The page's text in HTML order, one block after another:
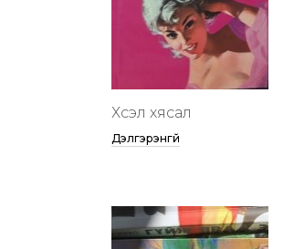
Хүсэл хясал
Дэлгэрэнгүй